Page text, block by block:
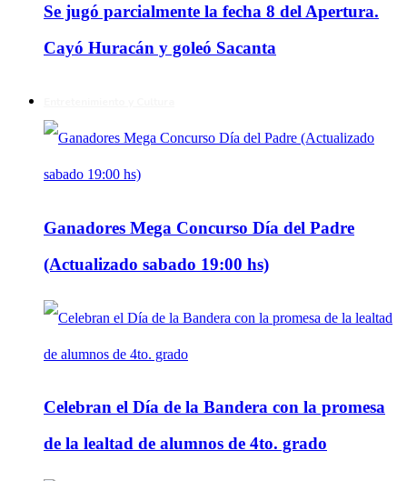
Se jugó parcialmente la fecha 8 del Apertura.
Cayó Huracán y goleó Sacanta
Ganadores Mega Concurso Día del Padre
(Actualizado sabado 19:00 hs)
Celebran el Día de la Bandera con la promesa
de la lealtad de alumnos de 4to. grado